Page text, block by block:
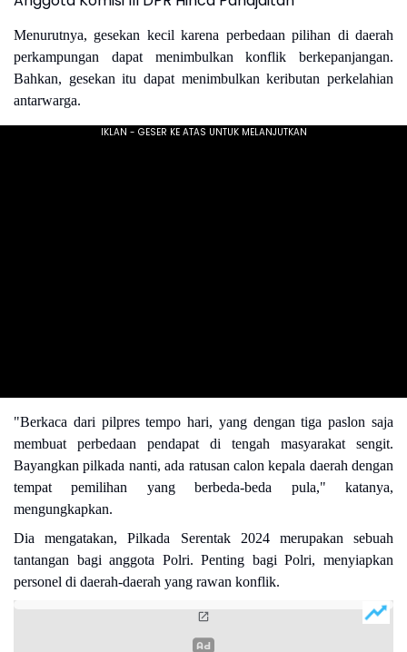
Menurutnya, gesekan kecil karena perbedaan pilihan di daerah
perkampungan dapat menimbulkan konflik berkepanjangan.
Bahkan, gesekan itu dapat menimbulkan keributan perkelahian
antarwarga.
"Berkaca dari pilpres tempo hari, yang dengan tiga paslon saja
membuat perbedaan pendapat di tengah masyarakat sengit.
Bayangkan pilkada nanti, ada ratusan calon kepala daerah dengan
tempat pemilihan yang berbeda-beda pula," katanya,
mengungkapkan.
Dia mengatakan, Pilkada Serentak 2024 merupakan sebuah
tantangan bagi anggota Polri. Penting bagi Polri, menyiapkan
personel di daerah-daerah yang rawan konflik.